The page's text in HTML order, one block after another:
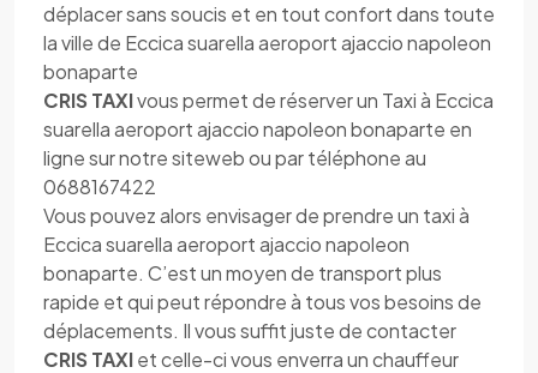
déplacer sans soucis et en tout confort dans toute
la ville de Eccica suarella aeroport ajaccio napoleon
bonaparte
CRIS TAXIvous permet de réserver un Taxi à Eccica
suarella aeroport ajaccio napoleon bonaparte en
ligne sur notre siteweb ou par téléphone au
0688167422
Vous pouvez alors envisager de prendre un taxi à
Eccica suarella aeroport ajaccio napoleon
bonaparte. C’est un moyen de transport plus
rapide et qui peut répondre à tous vos besoins de
déplacements. Il vous suffit juste de contacter
CRIS TAXIet celle-ci vous enverra un chauffeur